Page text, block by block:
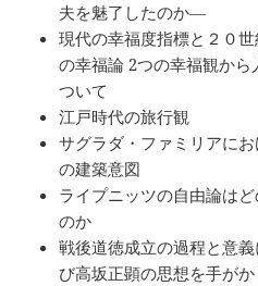
夫を魅了したのか―
現代の幸福度指標と２０
の幸福論 2つの幸福観か
ついて
江戸時代の旅行観
サグラダ・ファミリアに
の建築意図
ライプニッツの自由論は
のか
戦後道徳成立の過程と意
び高坂正顕の思想を手が